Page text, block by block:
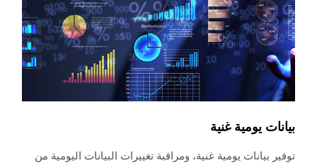
بيانات يومية غنية
توفير بيانات يومية غنية، ومراقبة تغييرات البيانات اليومية من